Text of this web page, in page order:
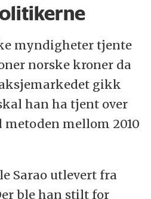
myndigheter tjente
norske kroner da
gikk
han ha tjent over
mellom 2010
Sarao utlevert fra
ble han stilt for